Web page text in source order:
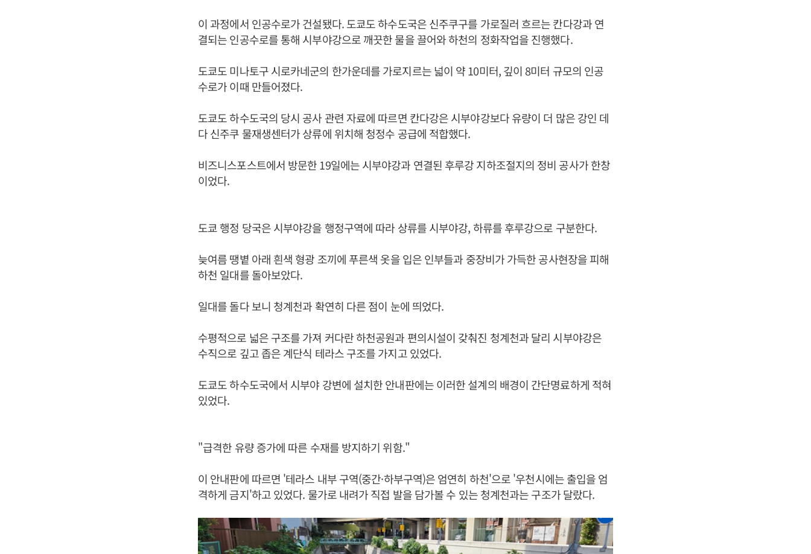
이 과정에서 인공수로가 건설됐다. 도쿄도 하수도국은 신주쿠구를 가로질러 흐르는 칸다강과 연
결되는 인공수로를 통해 시부야강으로 깨끗한 물을 끌어와 하천의 정화작업을 진행했다.
도쿄도 미나토구 시로카네군의 한가운데를 가로지르는 넓이 약 10미터, 깊이 8미터 규모의 인공
수로가 이때 만들어졌다.
도쿄도 하수도국의 당시 공사 관련 자료에 따르면 칸다강은 시부야강보다 유량이 더 많은 강인 데
다 신주쿠 물재생센터가 상류에 위치해 청정수 공급에 적합했다.
비즈니스포스트에서 방문한 19일에는 시부야강과 연결된 후루강 지하조절지의 정비 공사가 한창
이었다.
도쿄 행정 당국은 시부야강을 행정구역에 따라 상류를 시부야강, 하류를 후루강으로 구분한다.
늦여름 땡볕 아래 흰색 형광 조끼에 푸른색 옷을 입은 인부들과 중장비가 가득한 공사현장을 피해
하천 일대를 돌아보았다.
일대를 돌다 보니 청계천과 확연히 다른 점이 눈에 띄었다.
수평적으로 넓은 구조를 가져 커다란 하천공원과 편의시설이 갖춰진 청계천과 달리 시부야강은
수직으로 깊고 좁은 계단식 테라스 구조를 가지고 있었다.
도쿄도 하수도국에서 시부야 강변에 설치한 안내판에는 이러한 설계의 배경이 간단명료하게 적혀
있었다.
"급격한 유량 증가에 따른 수재를 방지하기 위함."
이 안내판에 따르면 '테라스 내부 구역(중간·하부구역)은 엄연히 하천'으로 '우천시에는 출입을 엄
격하게 금지'하고 있었다. 물가로 내려가 직접 발을 담가볼 수 있는 청계천과는 구조가 달랐다.